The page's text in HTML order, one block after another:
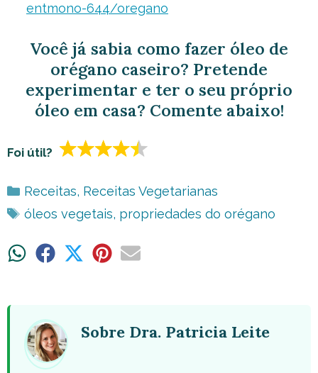
entmono-644/oregano
Você já sabia como fazer óleo de
orégano caseiro? Pretende
experimentar e ter o seu próprio
óleo em casa? Comente abaixo!
Foi útil?
Categorias
Receitas, Receitas Vegetarianas
Tags
óleos vegetais, propriedades do orégano
ShareShare ShareShareShare
Sobre Dra. Patricia Leite